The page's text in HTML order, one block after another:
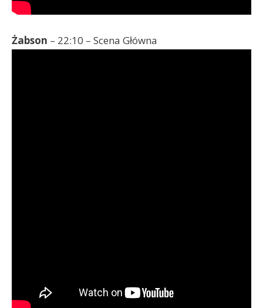
Żabson – 22:10 – Scena Główna